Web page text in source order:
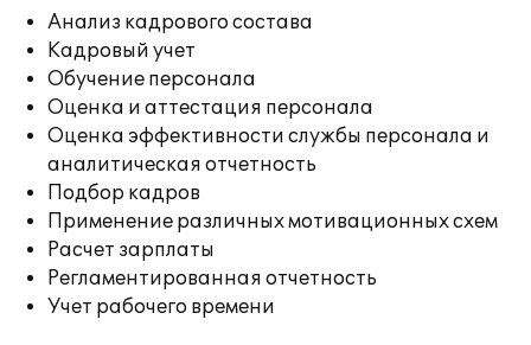
Анализ кадрового состава
Кадровый учет
Обучение персонала
Оценка и аттестация персонала
Оценка эффективности службы персонала и
аналитическая отчетность
Подбор кадров
Применение различных мотивационных схем
Расчет зарплаты
Регламентированная отчетность
Учет рабочего времени